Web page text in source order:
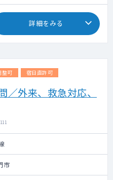
詳細をみる
整可 宿日直許可
／外来、救急対応、
市